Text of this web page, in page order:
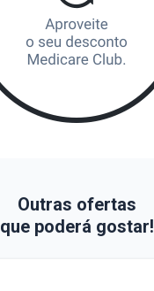
Outras ofertas
que poderá gostar!